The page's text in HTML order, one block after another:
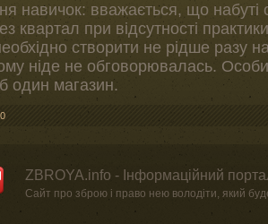
навичок: вважається, що набуті
квартал при відсутності
створити не рідше разу
ніде не обговорювалась.
один магазин.
ZBROYA.info - Інформаційний
Сайт про зброю і право нею володіти, який